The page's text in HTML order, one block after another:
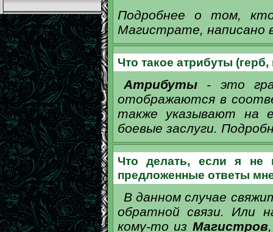
Подробнее о том,
Магистрате, написано
Что такое атрибуты
Атрибуты- это
отображаются в
также указывают на
боевые заслуги.
Что делать, если я не
предложенные ответы
В данном случае
обратной связи. Или
кому-то из Магистров